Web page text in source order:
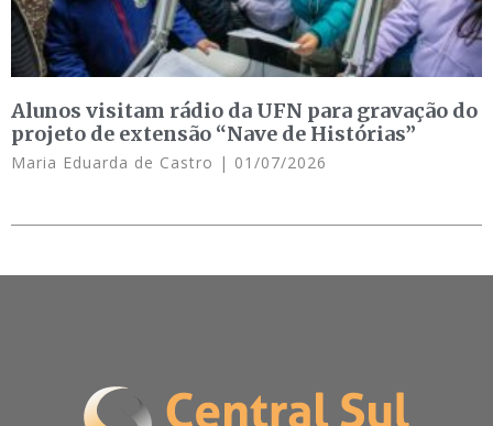
Alunos visitam rádio da UFN para gravação do
projeto de extensão “Nave de Histórias”
Maria Eduarda de Castro 01/07/2026